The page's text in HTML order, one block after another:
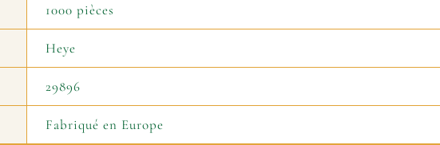
1000 pièces
Heye
29896
Fabriqué en Europe